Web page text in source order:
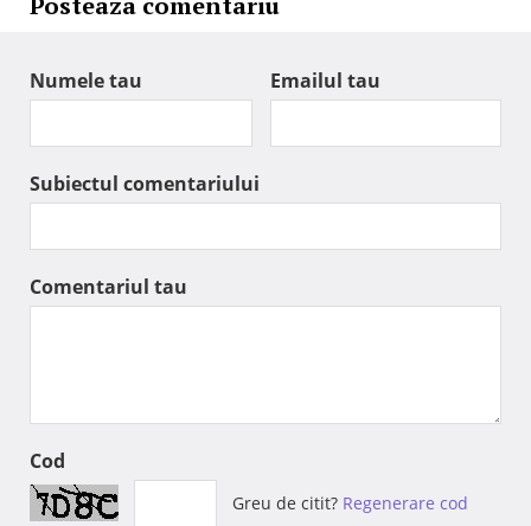
Numele tau Emailul tau
Subiectul comentariului
Comentariul tau
Cod
Greu de citit? Regenerare cod